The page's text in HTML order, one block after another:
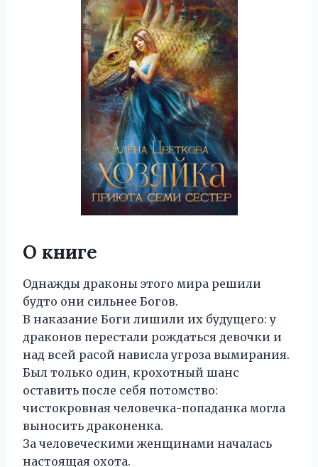
О книге
Однажды драконы этого мира решили
будто они сильнее Богов.
В наказание Боги лишили их будущего: у
драконов перестали рождаться девочки и
над всей расой нависла угроза вымирания.
Был только один, крохотный шанс
оставить после себя потомство:
чистокровная человечка-попаданка могла
выносить драконенка.
За человеческими женщинами началась
настоящая охота.